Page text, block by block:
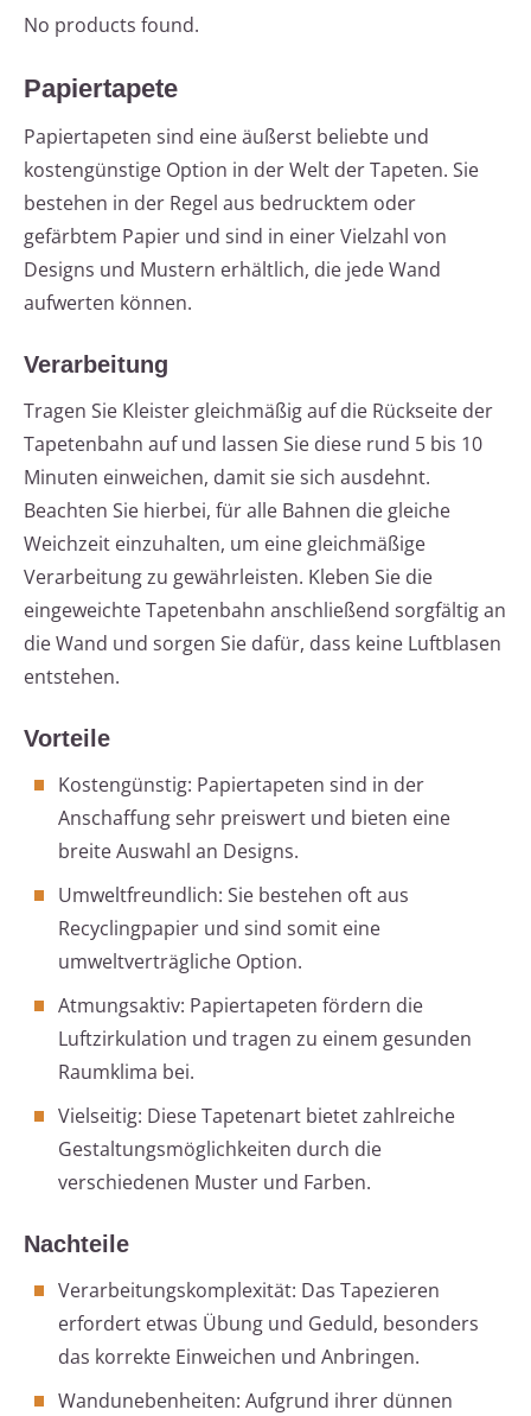
No products found.
Papiertapete
Papiertapeten sind eine äußerst beliebte und
kostengünstige Option in der Welt der Tapeten. Sie
bestehen in der Regel aus bedrucktem oder
gefärbtem Papier und sind in einer Vielzahl von
Designs und Mustern erhältlich, die jede Wand
aufwerten können.
Verarbeitung
Tragen Sie Kleister gleichmäßig auf die Rückseite der
Tapetenbahn auf und lassen Sie diese rund 5 bis 10
Minuten einweichen, damit sie sich ausdehnt.
Beachten Sie hierbei, für alle Bahnen die gleiche
Weichzeit einzuhalten, um eine gleichmäßige
Verarbeitung zu gewährleisten. Kleben Sie die
eingeweichte Tapetenbahn anschließend sorgfältig an
die Wand und sorgen Sie dafür, dass keine Luftblasen
entstehen.
Vorteile
Kostengünstig: Papiertapeten sind in der
Anschaffung sehr preiswert und bieten eine
breite Auswahl an Designs.
Umweltfreundlich: Sie bestehen oft aus
Recyclingpapier und sind somit eine
umweltverträgliche Option.
Atmungsaktiv: Papiertapeten fördern die
Luftzirkulation und tragen zu einem gesunden
Raumklima bei.
Vielseitig: Diese Tapetenart bietet zahlreiche
Gestaltungsmöglichkeiten durch die
verschiedenen Muster und Farben.
Nachteile
Verarbeitungskomplexität: Das Tapezieren
erfordert etwas Übung und Geduld, besonders
das korrekte Einweichen und Anbringen.
Wandunebenheiten: Aufgrund ihrer dünnen